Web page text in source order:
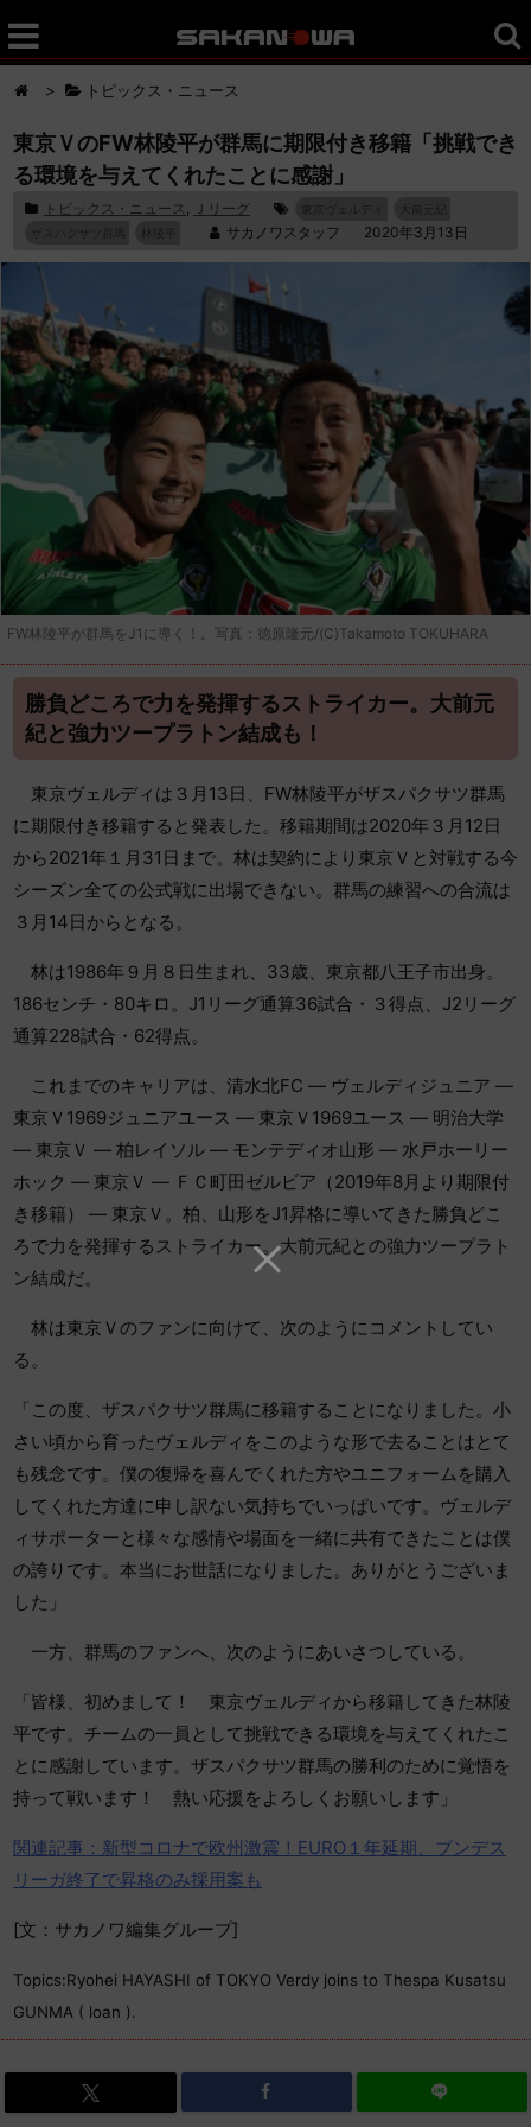
> トピックス・ニュース
東京ＶのFW林陵平が群馬に期限付き移籍「挑戦でき
る環境を与えてくれたことに感謝」
トピックス・ニュース , Ｊリーグ
林陵平 サカノワスタッフ 2020年3月13日
FW林陵平が群馬をJ1に導く！。写真：徳原隆元/(C)Takamoto TOKUHARA
勝負どころで力を発揮するストライカー。大前元
紀と強力ツープラトン結成も！
東京ヴェルディは３月13日、FW林陵平がザスパクサツ群馬
に期限付き移籍すると発表した。移籍期間は2020年３月12日
から2021年１月31日まで。林は契約により東京Ｖと対戦する今
シーズン全ての公式戦に出場できない。群馬の練習への合流は
３月14日からとなる。
林は1986年９月８日生まれ、33歳、東京都八王子市出身。
186センチ・80キロ。J1リーグ通算36試合・３得点、J2リーグ
通算228試合・62得点。
これまでのキャリアは、清水北FC ― ヴェルディジュニア ―
東京Ｖ1969ジュニアユース ― 東京Ｖ1969ユース ― 明治大学
― 東京Ｖ ― 柏レイソル ― モンテディオ山形 ― 水戸ホーリー
ホック ― 東京Ｖ ― ＦＣ町田ゼルビア（2019年8月より期限付
き移籍） ― 東京Ｖ。柏、山形をJ1昇格に導いてきた勝負どこ
ろで力を発揮するストライカー。大前元紀との強力ツープラト
ン結成だ。
林は東京Ｖのファンに向けて、次のようにコメントしてい
る。
「この度、ザスパクサツ群馬に移籍することになりました。小
さい頃から育ったヴェルディをこのような形で去ることはとて
も残念です。僕の復帰を喜んでくれた方やユニフォームを購入
してくれた方達に申し訳ない気持ちでいっぱいです。ヴェルデ
ィサポーターと様々な感情や場面を一緒に共有できたことは僕
の誇りです。本当にお世話になりました。ありがとうございま
した」
一方、群馬のファンへ、次のようにあいさつしている。
「皆様、初めまして！ 東京ヴェルディから移籍してきた林陵
平です。チームの一員として挑戦できる環境を与えてくれたこ
とに感謝しています。ザスパクサツ群馬の勝利のために覚悟を
持って戦います！ 熱い応援をよろしくお願いします」
関連記事：新型コロナで欧州激震！EURO１年延期、ブンデス
リーガ終了で昇格のみ採用案も
[文：サカノワ編集グループ]
Topics:Ryohei HAYASHI of TOKYO Verdy joins to Thespa Kusatsu
GUNMA ( loan ).